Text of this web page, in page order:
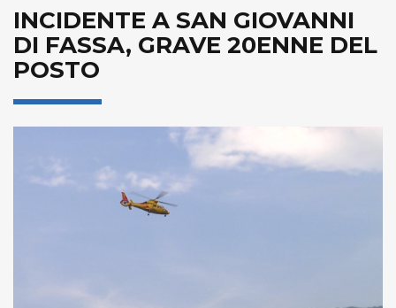
INCIDENTE A SAN GIOVANNI
DI FASSA, GRAVE 20ENNE DEL
POSTO